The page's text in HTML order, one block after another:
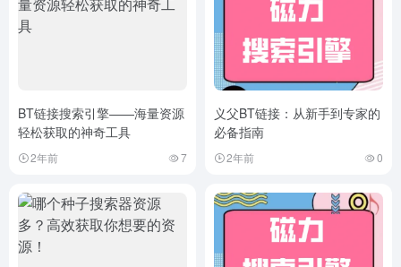
BT链接搜索引擎——海量资源
轻松获取的神奇工具
2年前 7
义父BT链接：从新手到专家的
必备指南
2年前 0